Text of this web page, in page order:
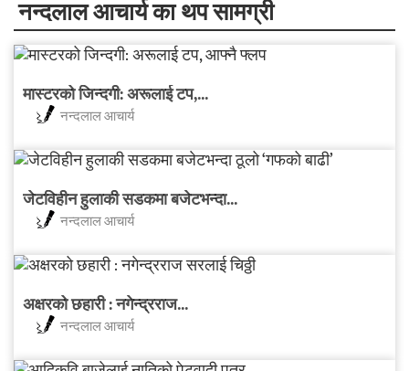
नन्दलाल आचार्य का थप सामग्री
मास्टरको जिन्दगी: अरूलाई टप,...
नन्दलाल आचार्य
जेटविहीन हुलाकी सडकमा बजेटभन्दा...
नन्दलाल आचार्य
अक्षरको छहारी : नगेन्द्रराज...
नन्दलाल आचार्य